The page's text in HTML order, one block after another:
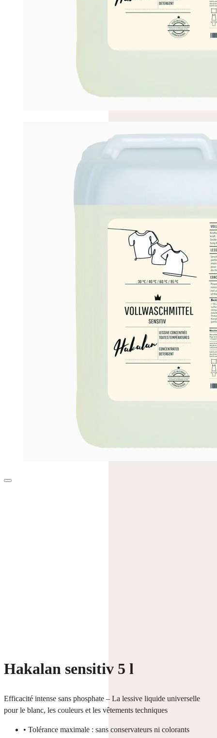
Hakalan sensitiv 5 l
Efficacité intense sans phosphate – La lessive liquide universelle
pour le blanc, les couleurs et les vêtements techniques
• Tolérance maximale : sans conservateurs ni colorants